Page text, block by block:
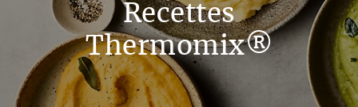
Recettes
Thermomix®